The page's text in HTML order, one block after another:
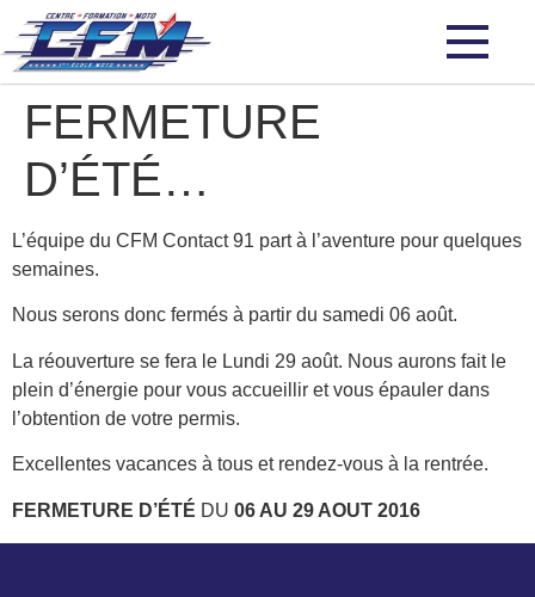
FERMETURE
D’ÉTÉ…
L’équipe du CFM Contact 91 part à l’aventure pour quelques
semaines.
Nous serons donc fermés à partir du samedi 06 août.
La réouverture se fera le Lundi 29 août. Nous aurons fait le
plein d’énergie pour vous accueillir et vous épauler dans
l’obtention de votre permis.
Excellentes vacances à tous et rendez-vous à la rentrée.
FERMETURE D’ÉTÉ DU 06 AU 29 AOUT 2016